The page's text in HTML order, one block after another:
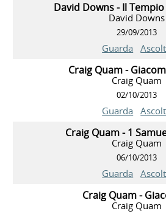
David Downs - Il
David Downs
29/09/2013
Guarda
Craig Quam -
Craig Quam
02/10/2013
Guarda
Craig Quam - 1
Craig Quam
06/10/2013
Guarda
Craig Quam -
Craig Quam